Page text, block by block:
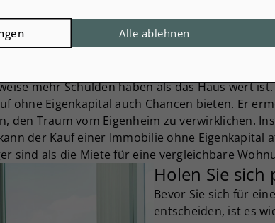
natürlich Risiken. Eine hohe Verschuldung
Zudem können Sie bei einer 100-
des Hauskaufs erhöht. Außerdem
mehr Schulden haben als das Haus wert ist.
ohne Eigenkapital auch Chancen bieten. Er
den Traum vom Eigenheim zu verwirklichen.
der Kauf einer Immobilie ohne Eigenkapital
sind als die Miete für eine vergleichbare
Holen Sie
Bevor Sie sich für
entscheiden, ist es
Alle ablehnen